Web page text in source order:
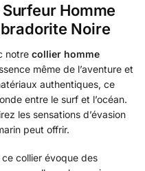
Homme
Noire
notre collier homme
même de l’aventure et
authentiques, ce
entre le surf et l’océan.
les sensations d’évasion
peut offrir.
collier évoque des